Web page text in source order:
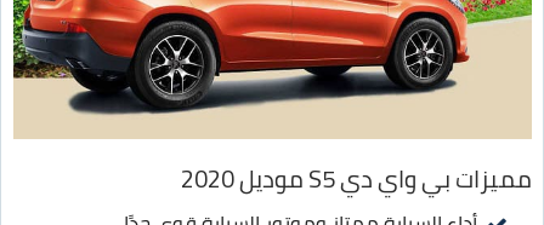
مميزات بي واي دي S5 موديل 2020